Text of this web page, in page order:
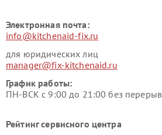
Электронная почта:
info@kitchenaid-fix.ru
для юридических лиц
manager@fix-kitchenaid.ru
График работы:
ПН-ВСК с 9:00 до 21:00 без
Рейтинг сервисного центра